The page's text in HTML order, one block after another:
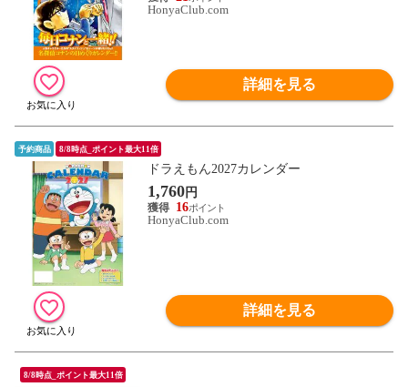
HonyaClub.com
詳細を見る
予約商品 8/8時点_ポイント最大11倍
ドラえもん2027カレンダー
1,760円
16
HonyaClub.com
詳細を見る
8/8時点_ポイント最大11倍